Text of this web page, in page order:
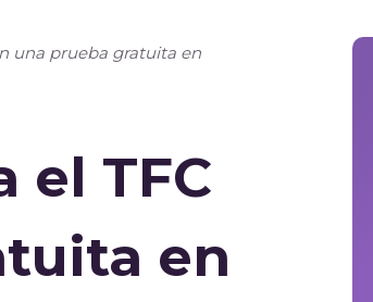
una prueba gratuita en
el TFC
en